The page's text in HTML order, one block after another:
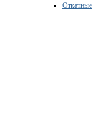
Откатные